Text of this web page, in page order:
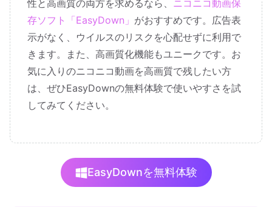
性と高画質の両方を求めるなら、 ニコニコ動画保
存ソフト「EasyDown」 がおすすめです。広告表
示がなく、ウイルスのリスクを心配せずに利用で
きます。また、高画質化機能もユニークです。お
気に入りのニコニコ動画を高画質で残したい方
は、ぜひEasyDownの無料体験で使いやすさを試
してみてください。
EasyDownを無料体験